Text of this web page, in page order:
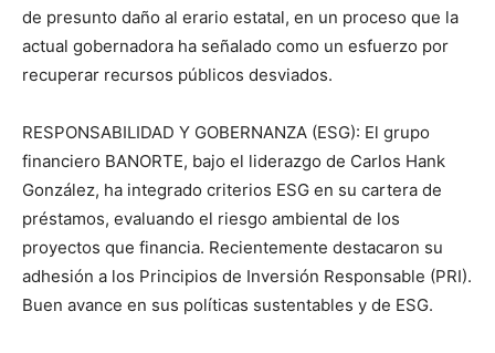
de presunto daño al erario estatal, en un proceso que la
actual gobernadora ha señalado como un esfuerzo por
recuperar recursos públicos desviados.
RESPONSABILIDAD Y GOBERNANZA (ESG): El grupo
financiero BANORTE, bajo el liderazgo de Carlos Hank
González, ha integrado criterios ESG en su cartera de
préstamos, evaluando el riesgo ambiental de los
proyectos que financia. Recientemente destacaron su
adhesión a los Principios de Inversión Responsable (PRI).
Buen avance en sus políticas sustentables y de ESG.